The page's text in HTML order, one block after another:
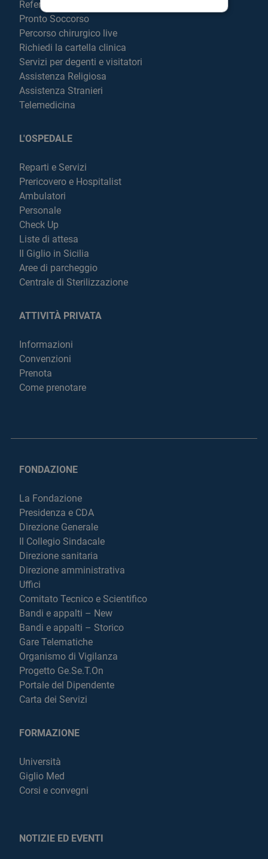
Referti online
Pronto Soccorso
Percorso chirurgico live
Richiedi la cartella clinica
Servizi per degenti e visitatori
Assistenza Religiosa
Assistenza Stranieri
Telemedicina
L'OSPEDALE
Reparti e Servizi
Prericovero e Hospitalist
Ambulatori
Personale
Check Up
Liste di attesa
Il Giglio in Sicilia
Aree di parcheggio
Centrale di Sterilizzazione
ATTIVITÀ PRIVATA
Informazioni
Convenzioni
Prenota
Come prenotare
FONDAZIONE
La Fondazione
Presidenza e CDA
Direzione Generale
Il Collegio Sindacale
Direzione sanitaria
Direzione amministrativa
Uffici
Comitato Tecnico e Scientifico
Bandi e appalti – New
Bandi e appalti – Storico
Gare Telematiche
Organismo di Vigilanza
Progetto Ge.Se.T.On
Portale del Dipendente
Carta dei Servizi
FORMAZIONE
Università
Giglio Med
Corsi e convegni
NOTIZIE ED EVENTI